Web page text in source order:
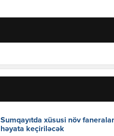
Sumqayıtda xüsusi növ
həyata keçiriləcək